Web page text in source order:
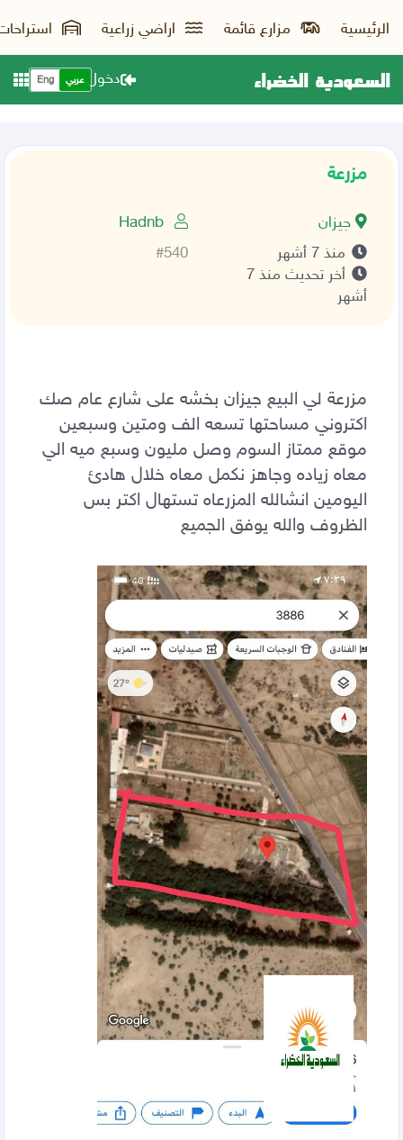
الرئيسية مزارع قائمة اراضي زراعية
السعودية الخضراء دخول عربي Eng
مزرعة
جيزان
منذ 7 أشهر
أخر تحديث منذ 7
أشهر
#540
مزرعة لي البيع جيزان بخشه على شارع عام صك
اكتروني مساحتها تسعه الف ومتين وسبعين
موقع ممتاز السوم وصل مليون وسبع ميه الي
معاه زياده وجاهز نكمل معاه خلال هادئ
اليومين انشالله المزرعاه تستهال اكتر بس
الظروف والله يوفق الجميع